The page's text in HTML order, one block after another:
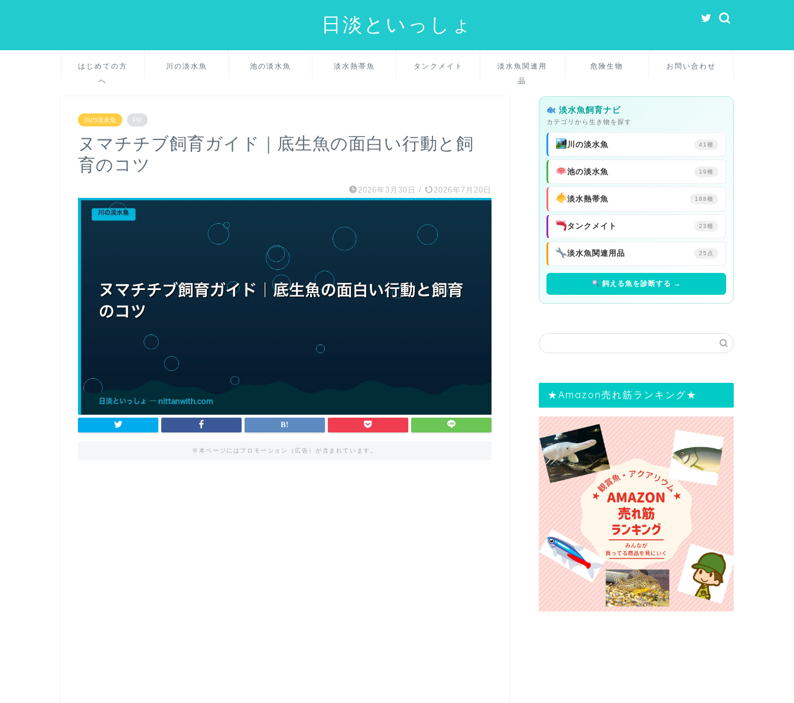
日淡といっしょ
はじめての方
へ
川の淡水魚 池の淡水魚 淡水熱帯魚 タンクメイト
淡水魚関連用
品
危険生物 お問い合わせ
川の淡水魚 PR
ヌマチチブ飼育ガイド｜底生魚の面白い行動と飼
育のコツ
2026年3月30日 / 2026年7月20日
※本ページにはプロモーション（広告）が含まれています。
淡水魚飼育ナビ
カテゴリから生き物を探す
川の淡水魚 41種
池の淡水魚 19種
淡水熱帯魚 188種
タンクメイト 23種
淡水魚関連用品 25点
飼える魚を診断する →
★Amazon売れ筋ランキング★